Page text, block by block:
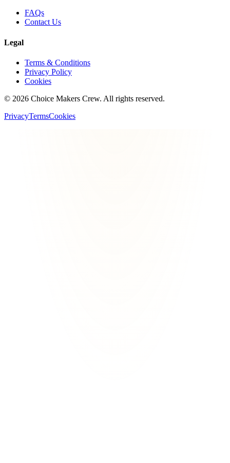
FAQs
Contact Us
Legal
Terms & Conditions
Privacy Policy
Cookies
© 2026 Choice Makers Crew. All rights reserved.
PrivacyTermsCookies